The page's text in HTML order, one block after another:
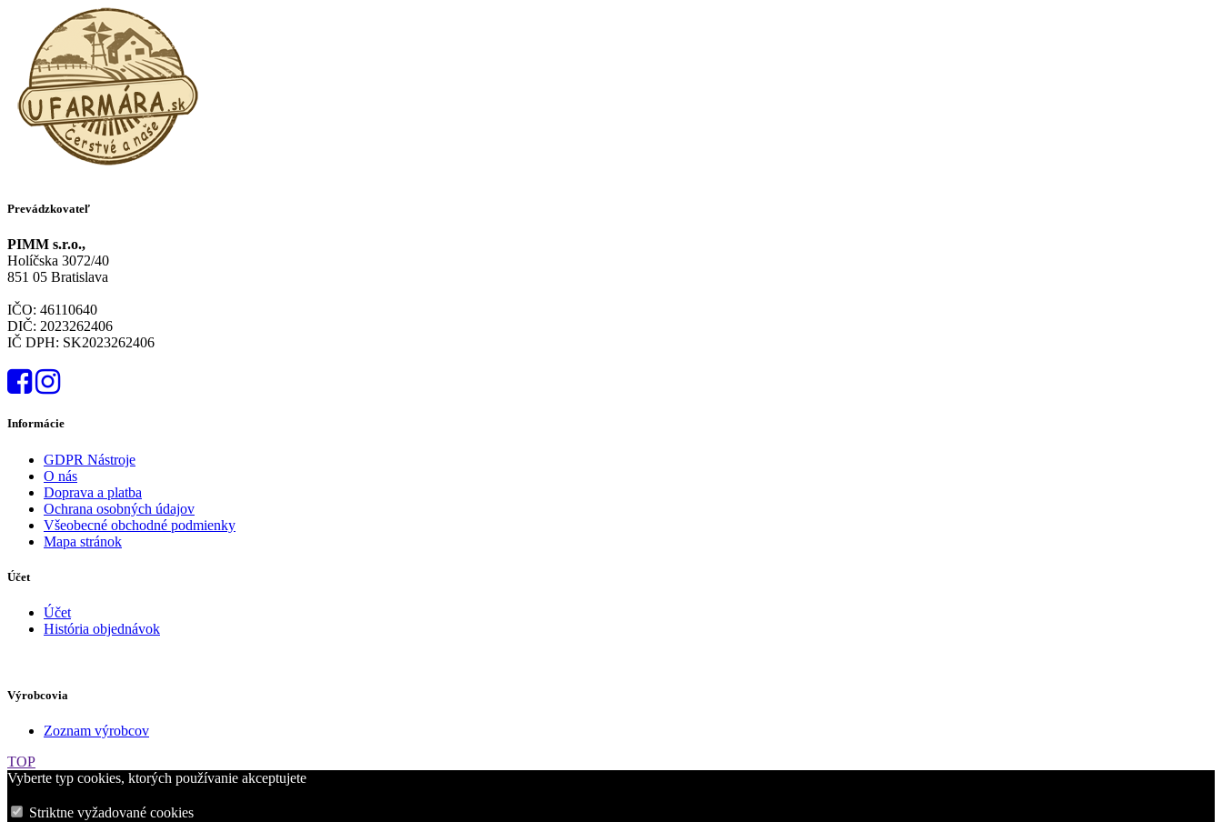
Prevádzkovateľ
PIMM s.r.o.,
Holíčska 3072/40
851 05 Bratislava
IČO: 46110640
DIČ: 2023262406
IČ DPH: SK2023262406
Informácie
GDPR Nástroje
O nás
Doprava a platba
Ochrana osobných údajov
Všeobecné obchodné podmienky
Mapa stránok
Účet
Účet
História objednávok
Výrobcovia
Zoznam výrobcov
TOP
Vyberte typ cookies, ktorých používanie akceptujete
Striktne vyžadované cookies